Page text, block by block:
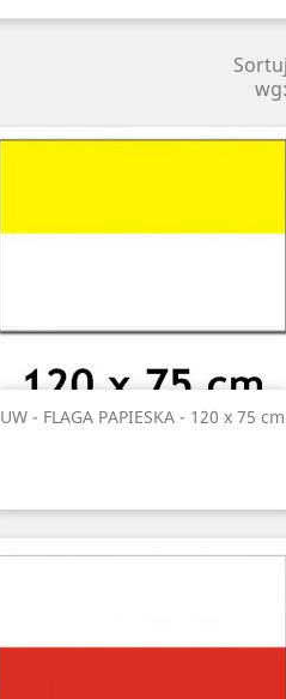
Sortuj
wg:
UW - FLAGA PAPIESKA - 120 x 75 cm
Szybki podgląd